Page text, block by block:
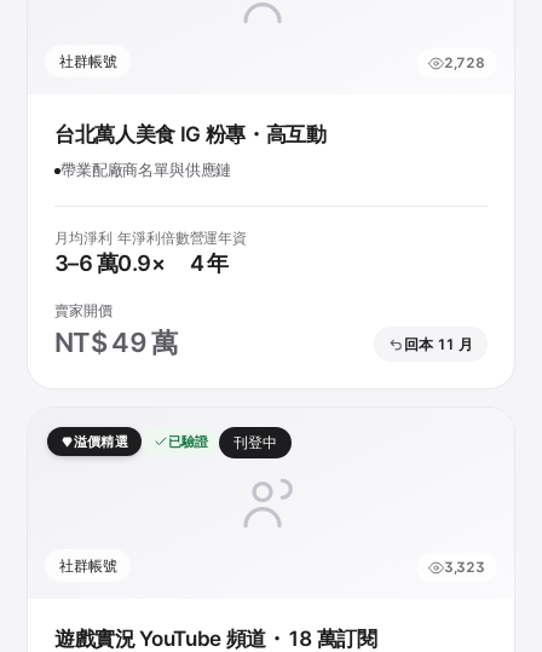
社群帳號 2,728
台北萬人美食 IG 粉專・高互動
帶業配廠商名單與供應鏈
月均淨利
3–6 萬
年淨利倍數
0.9×
營運年資
4 年
賣家開價
NT$ 49 萬 回本 11 月
溢價精選 已驗證 刊登中
社群帳號 3,323
遊戲實況 YouTube 頻道・18 萬訂閱